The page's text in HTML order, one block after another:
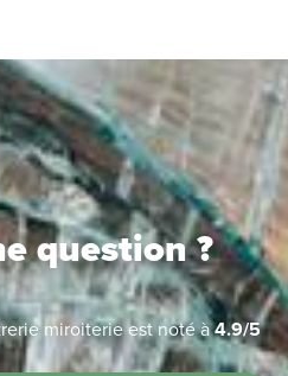
question ?
miroiterie est noté à4.9/5